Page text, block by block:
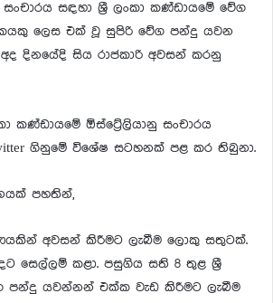
සඳහා ශ්‍රී ලංකා කණ්ඩායමේ වේග
ලෙස එක් වූ සුපිරි වේග පන්දු යවන
දිනයේදි සිය රාජකාරි අවසන් කරනු
කණ්ඩායමේ ඕස්ට්‍රේලියානු සංචාරය
ගිනුමේ විශේෂ සටහනක් පළ කර තිබුනා.
පහතින්,
අවසන් කිරීමට ලැබීම ලොකු සතුටක්.
සෙල්ලම් කළා. පසුගිය සති 8 තුළ ශ්‍රී
පන්දු යවන්නන් එක්ක වැඩ කිරීමට ලැබීම